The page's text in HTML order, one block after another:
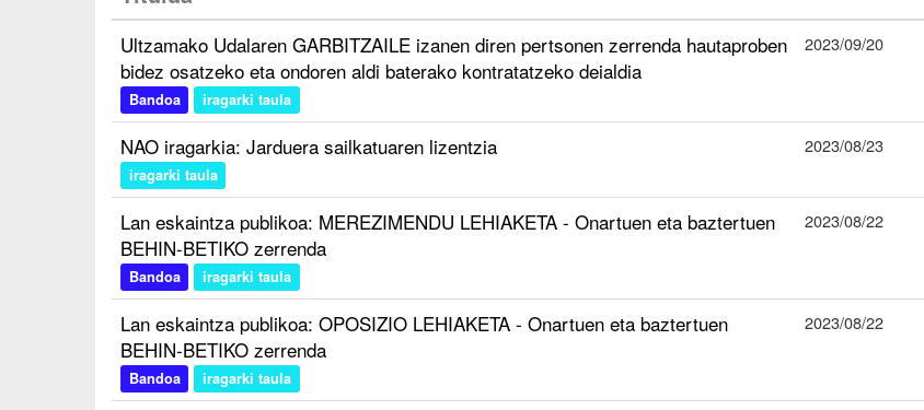
Ultzamako Udalaren GARBITZAILE izanen diren pertsonen zerrenda hautaproben
bidez osatzeko eta ondoren aldi baterako kontratatzeko deialdia
Bandoa iragarki taula
2023/09/20
NAO iragarkia: Jarduera sailkatuaren lizentzia
iragarki taula
2023/08/23
Lan eskaintza publikoa: MEREZIMENDU LEHIAKETA - Onartuen eta baztertuen
BEHIN-BETIKO zerrenda
Bandoa iragarki taula
2023/08/22
Lan eskaintza publikoa: OPOSIZIO LEHIAKETA - Onartuen eta baztertuen
BEHIN-BETIKO zerrenda
Bandoa iragarki taula
2023/08/22